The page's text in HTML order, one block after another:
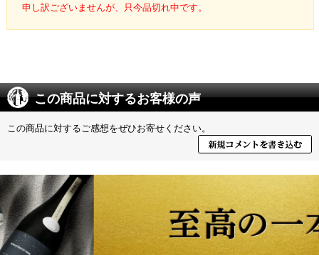
申し訳ございませんが、只今品切れ中です。
この商品に対するお客様の声
この商品に対するご感想をぜひお寄せください。